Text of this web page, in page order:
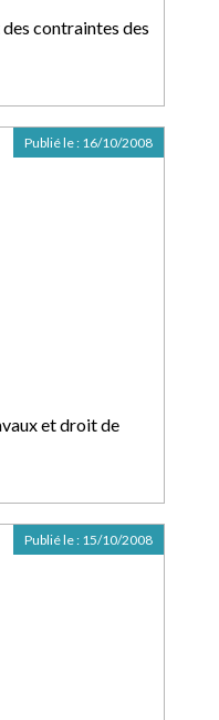
contraintes des
et droit de
Publié le : 16/10/2008
Publié le : 15/10/2008